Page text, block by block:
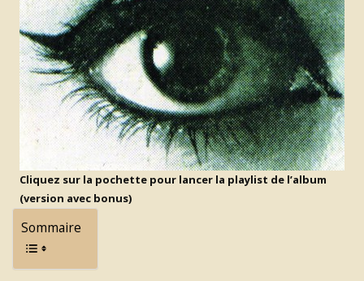
Cliquez sur la pochette pour lancer la playlist de l’album
(version avec bonus)
Sommaire